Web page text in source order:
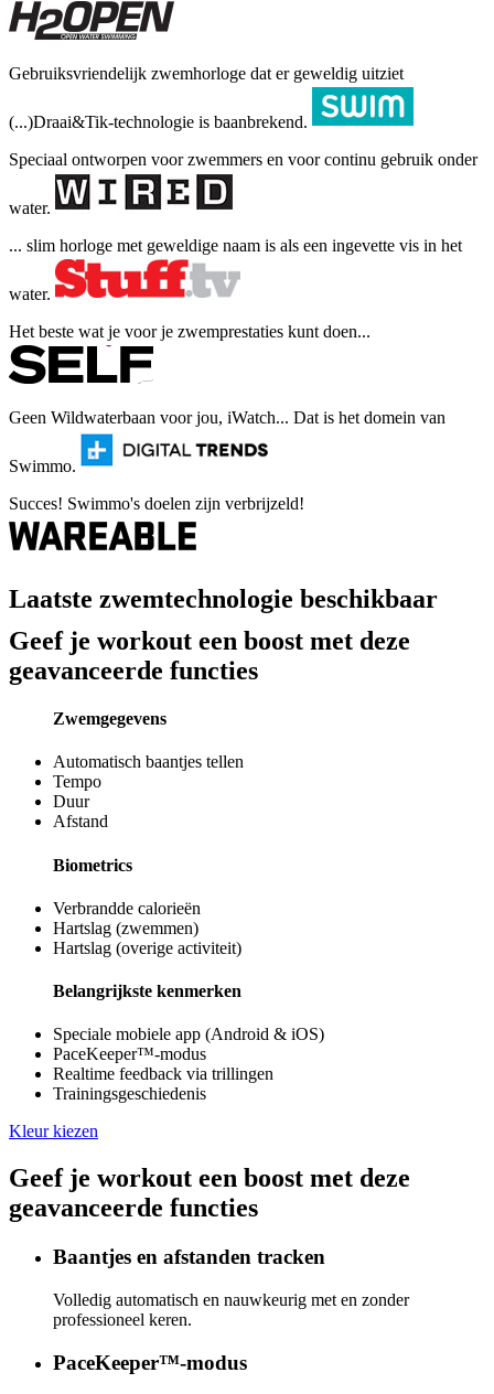
Gebruiksvriendelijk zwemhorloge dat er geweldig uitziet
(...)Draai&Tik-technologie is baanbrekend.
Speciaal ontworpen voor zwemmers en voor continu gebruik onder
water.
... slim horloge met geweldige naam is als een ingevette vis in het
water.
Het beste wat je voor je zwemprestaties kunt doen...
Geen Wildwaterbaan voor jou, iWatch... Dat is het domein van
Swimmo.
Succes! Swimmo's doelen zijn verbrijzeld!
Laatste zwemtechnologie beschikbaar
Geef je workout een boost met deze
geavanceerde functies
Zwemgegevens
Automatisch baantjes tellen
Tempo
Duur
Afstand
Biometrics
Verbrandde calorieën
Hartslag (zwemmen)
Hartslag (overige activiteit)
Belangrijkste kenmerken
Speciale mobiele app (Android & iOS)
PaceKeeper™-modus
Realtime feedback via trillingen
Trainingsgeschiedenis
Kleur kiezen
Geef je workout een boost met deze
geavanceerde functies
Baantjes en afstanden tracken
Volledig automatisch en nauwkeurig met en zonder
professioneel keren.
PaceKeeper™-modus